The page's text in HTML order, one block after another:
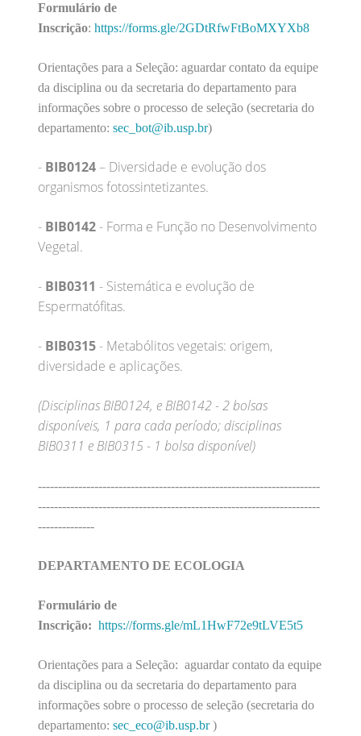
Formulário de
Inscrição: https://forms.gle/2GDtRfwFtBoMXYXb8
Orientações para a Seleção: aguardar contato da equipe
da disciplina ou da secretaria do departamento para
informações sobre o processo de seleção (secretaria do
departamento: sec_bot@ib.usp.br)
- BIB0124– Diversidade e evolução dos
organismos fotossintetizantes.
- BIB0142 - Forma e Função no Desenvolvimento
Vegetal.
- BIB0311 - Sistemática e evolução de
Espermatófitas.
- BIB0315 - Metabólitos vegetais: origem,
diversidade e aplicações.
(Disciplinas BIB0124, e BIB0142 - 2 bolsas
disponíveis, 1 para cada período; disciplinas
BIB0311 e BIB0315 - 1 bolsa disponível)
----------------------------------------------------------------------
----------------------------------------------------------------------
--------------
DEPARTAMENTO DE ECOLOGIA
Formulário de
Inscrição: https://forms.gle/mL1HwF72e9tLVE5t5
Orientações para a Seleção: aguardar contato da equipe
da disciplina ou da secretaria do departamento para
informações sobre o processo de seleção (secretaria do
departamento: sec_eco@ib.usp.br)